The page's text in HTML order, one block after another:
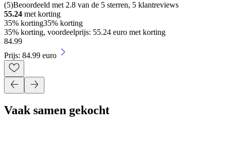
(5)Beoordeeld met 2.8 van de 5 sterren, 5 klantreviews
55.24 met korting
35% korting35% korting
35% korting, voordeelprijs: 55.24 euro met korting
84.99
Prijs: 84.99 euro
Vaak samen gekocht